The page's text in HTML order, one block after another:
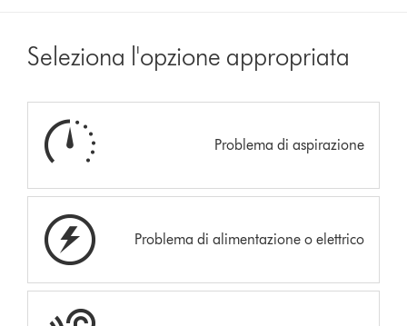
Seleziona l'opzione appropriata
Problema di aspirazione
Problema di alimentazione o elettrico